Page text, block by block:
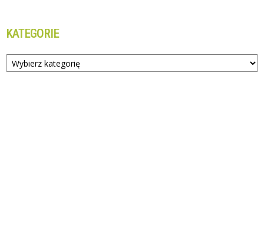
KATEGORIE
Kategorie